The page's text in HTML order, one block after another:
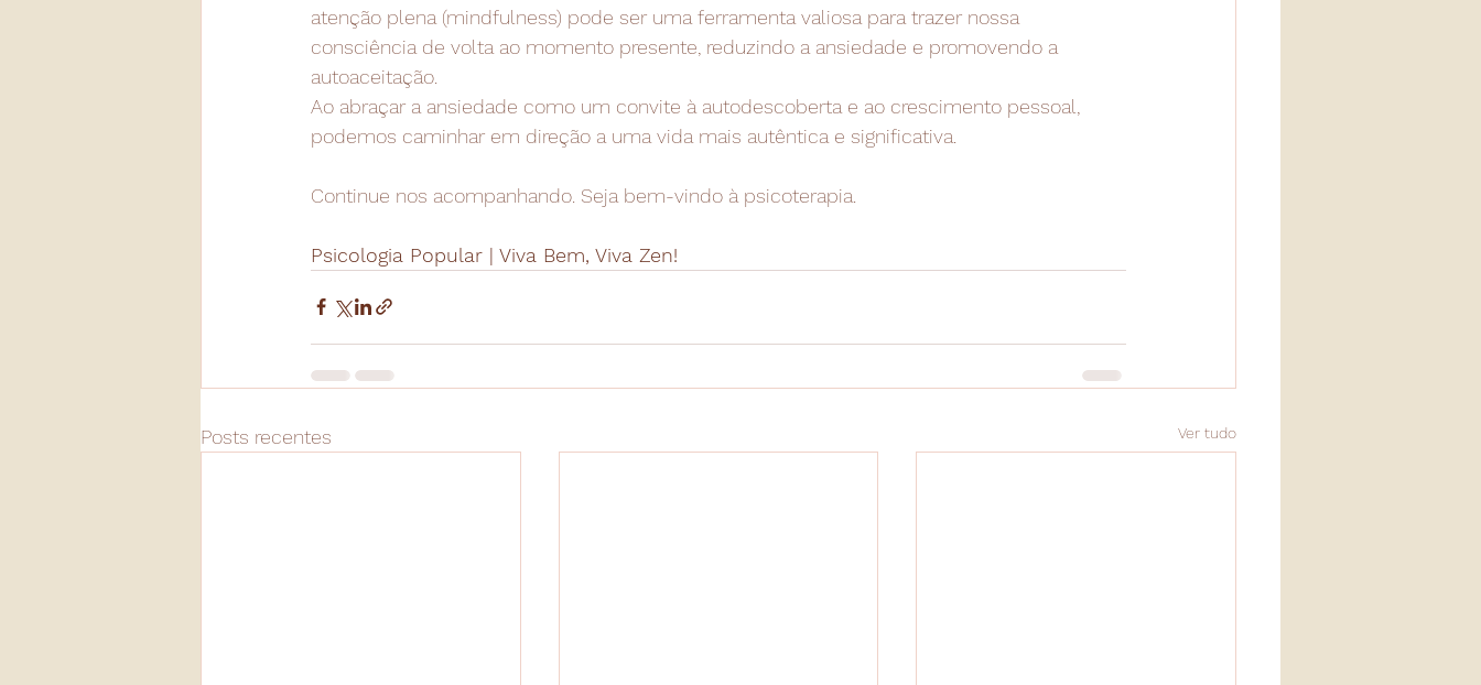
atenção plena (mindfulness) pode ser uma ferramenta valiosa para trazer nossa
consciência de volta ao momento presente, reduzindo a ansiedade e promovendo a
autoaceitação.
Ao abraçar a ansiedade como um convite à autodescoberta e ao crescimento pessoal,
podemos caminhar em direção a uma vida mais autêntica e significativa.
Continue nos acompanhando. Seja bem-vindo à psicoterapia.
Psicologia Popular | Viva Bem, Viva Zen!
Posts recentes Ver tudo